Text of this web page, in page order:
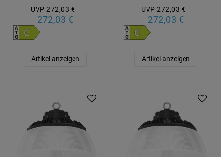
UVP 272,03 €
272,03 €
Artikel anzeigen
UVP 272,03 €
272,03 €
Artikel anzeigen